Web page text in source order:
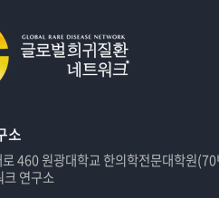
소
460 원광대학교 한의학전문대학원
크 연구소